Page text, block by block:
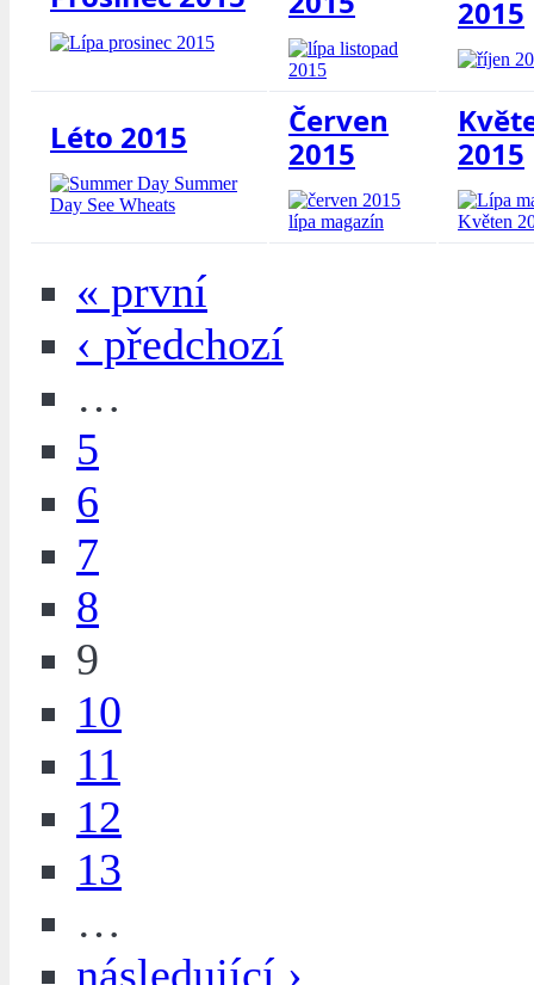
2015
Léto 2015
Červen
2015
2015
« první
‹ předchozí
…
5
6
7
8
9
10
11
12
13
…
následující ›